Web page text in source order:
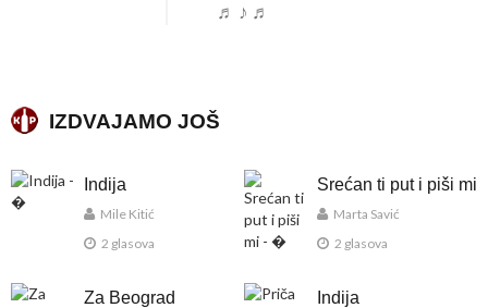
♬ ♪ ♬
IZDVAJAMO JOŠ
Indija
Mile Kitić
2 glasova
Srećan ti put i piši mi
Marta Savić
2 glasova
Za Beograd Indija